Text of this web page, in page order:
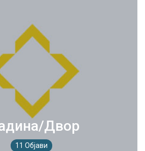
Двор
11 Објави